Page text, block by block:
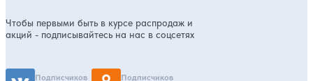
Чтобы первыми быть в курсе распродаж и
акций - подписывайтесь на нас в соцсетях
Подписчиков Подписчиков